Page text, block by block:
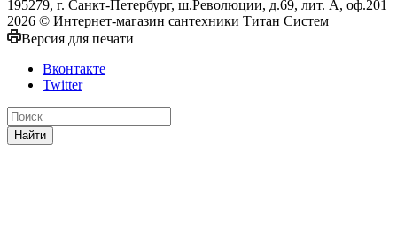
195279, г. Санкт-Петербург, ш.Революции, д.69, лит. А, оф.201
2026 © Интернет-магазин сантехники Титан Систем
Версия для печати
Вконтакте
Twitter
Найти